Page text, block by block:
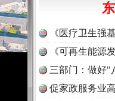
《医疗卫生强
《可再生能源
三部门：做好"
促家政服务业